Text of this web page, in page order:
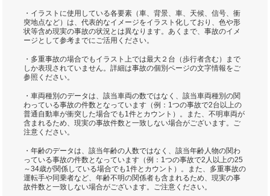
・イラストに使用している各要素（車、背景、車、天候、信号、衝
突地点など）は、代表的なイメージをイラスト化しており、色や形
状等含め現実の事故の状況とは異なります。あくまで、事故のイメ
ージとして参考までにご活用ください。
・多重事故の場合でもイラスト上では最大２台（歩行者含む）まで
しか表現されていません。詳細は事故の個別ページの文字情報をご
参照ください。
・車両種別のデータは、該当車両の数ではなく、該当車両種別の関
わっている事故の件数となっています（例：1つの事故で2台以上の
普通自動車が衝突した場合でも1件とカウント）。また、不明車両が
含まれるため、現実の事故件数と一致しない場合がございます。ご
注意ください。
・年齢のデータは、該当年齢の人数ではなく、該当年齢人物の関わ
っている事故の件数となっています（例：1つの事故で2人以上の25
～34歳が関係している場合でも1件とカウント）。また、多重事故の
運転手や同乗者など、年齢不明の関係者も含まれるため、現実の事
故件数と一致しない場合がございます。ご注意ください。